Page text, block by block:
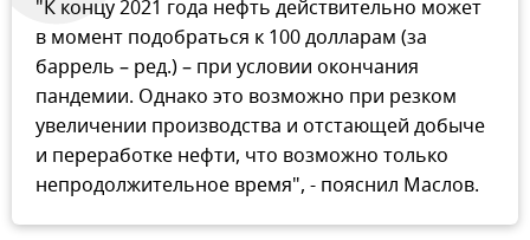
"К концу 2021 года нефть действительно может
в момент подобраться к 100 долларам (за
баррель – ред.) – при условии окончания
пандемии. Однако это возможно при резком
увеличении производства и отстающей добыче
и переработке нефти, что возможно только
непродолжительное время", - пояснил Маслов.